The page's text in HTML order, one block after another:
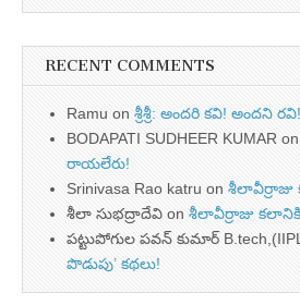
RECENT COMMENTS
Ramu on శ్రీశ్రీ: అందరి కవి! అందని రవి!
BODAPATI SUDHEER KUMAR on
రాయలేరు!
Srinivasa Rao katru on
శీలా సుభద్రాదేవి on శీలావీర్రాజు
పట్టుపోగుల పవన్ కుమార్
పొడుపు’ కథలు!